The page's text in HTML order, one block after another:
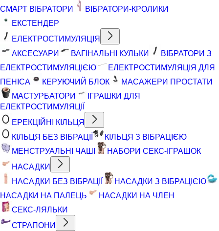
СМАРТ ВІБРАТОРИ
ВІБРАТОРИ-КРОЛИКИ
ЕКСТЕНДЕР
ЕЛЕКТРОСТИМУЛЯЦІЯ
АКСЕСУАРИ
ВАГІНАЛЬНІ КУЛЬКИ
ВІБРАТОРИ З
ЕЛЕКТРОСТИМУЛЯЦІЄЮ
ЕЛЕКТРОСТИМУЛЯЦІЯ ДЛЯ
ПЕНІСА
КЕРУЮЧИЙ БЛОК
МАСАЖЕРИ ПРОСТАТИ
МАСТУРБАТОРИ
ІГРАШКИ ДЛЯ
ЕЛЕКТРОСТИМУЛЯЦІЇ
ЕРЕКЦІЙНІ КІЛЬЦЯ
КІЛЬЦЯ БЕЗ ВІБРАЦІЇ
КІЛЬЦЯ З ВІБРАЦІЄЮ
МЕНСТРУАЛЬНІ ЧАШІ
НАБОРИ СЕКС-ІГРАШОК
НАСАДКИ
НАСАДКИ БЕЗ ВІБРАЦІЇ
НАСАДКИ З ВІБРАЦІЄЮ
НАСАДКИ НА ПАЛЕЦЬ
НАСАДКИ НА ЧЛЕН
СЕКС-ЛЯЛЬКИ
СТРАПОНИ